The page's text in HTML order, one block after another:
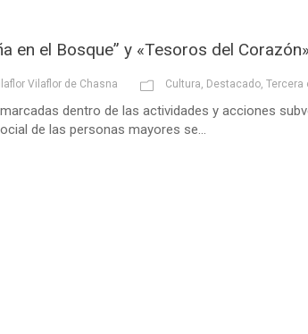
en el Bosque” y «Tesoros del Corazón»
Vilaflor de Chasna Cultura, Destacado, Tercera
dentro de las actividades y acciones
de las personas mayores se...